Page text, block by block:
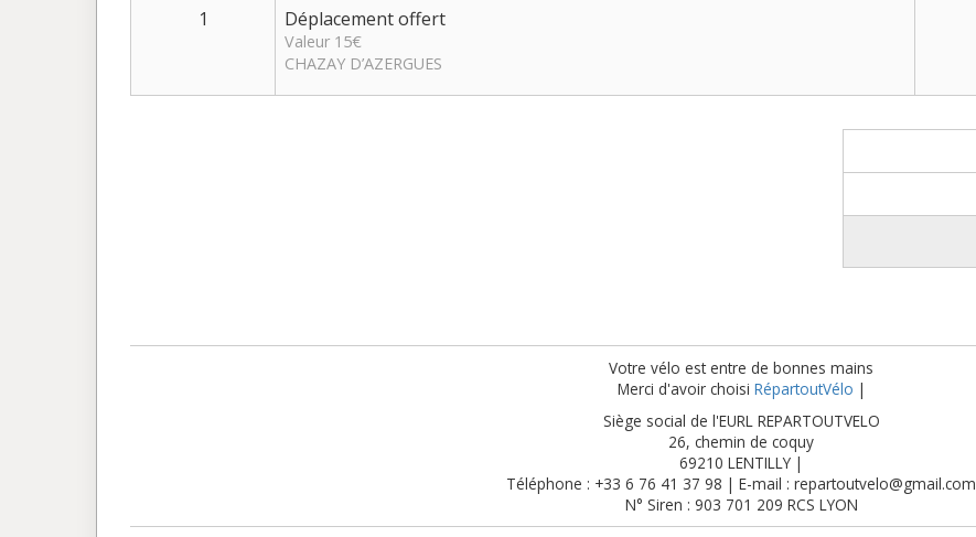
1
Déplacement offert
Valeur 15€
CHAZAY D’AZERGUES
Votre vélo est entre de bonnes mains
Merci d'avoir choisi RépartoutVélo |
Siège social de l'EURL REPARTOUTVELO
26, chemin de coquy
69210 LENTILLY |
Téléphone : +33 6 76 41 37 98 | E-mail : repartoutvelo@gmail.com
N° Siren : 903 701 209 RCS LYON